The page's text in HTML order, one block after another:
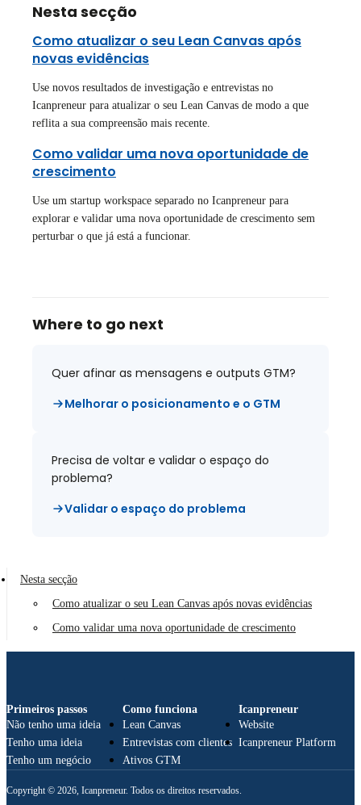
Nesta secção
Como atualizar o seu Lean Canvas após
novas evidências
Use novos resultados de investigação e entrevistas no
Icanpreneur para atualizar o seu Lean Canvas de modo a que
reflita a sua compreensão mais recente.
Como validar uma nova oportunidade de
crescimento
Use um startup workspace separado no Icanpreneur para
explorar e validar uma nova oportunidade de crescimento sem
perturbar o que já está a funcionar.
Where to go next
Quer afinar as mensagens e outputs GTM?
Melhorar o posicionamento e o GTM
Precisa de voltar e validar o espaço do
problema?
Validar o espaço do problema
Nesta secção
Como atualizar o seu Lean Canvas após novas evidências
Como validar uma nova oportunidade de crescimento
Primeiros passos
Não tenho uma ideia
Tenho uma ideia
Tenho um negócio
Como funciona
Lean Canvas
Entrevistas com clientes
Ativos GTM
Icanpreneur
Website
Icanpreneur Platform
Copyright © 2026, Icanpreneur. Todos os direitos reservados.